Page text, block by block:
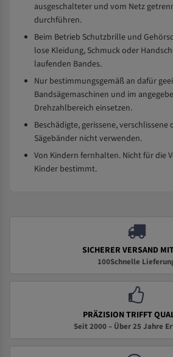
ausgeschalteter und vom Netz
durchführen.
Beim Betrieb Schutzbrille und
lose Kleidung, Schmuck oder
laufenden Bandes.
Nur bestimmungsgemäß an dafür
Bandsägemaschinen und im
Drehzahlbereich einsetzen.
Beschädigte, gerissene,
Sägebänder nicht verwenden.
Von Kindern fernhalten. Nicht für die
Kinder bestimmt.
SICHERER VERSAND
100Schnelle
PRÄZISION TRIFFT
Seit 2000 – Über 25 Jahre